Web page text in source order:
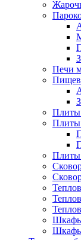
Печи
Плиты
Плиты
Плиты
Шкафы